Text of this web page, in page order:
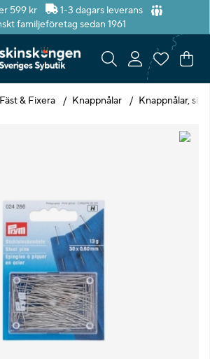
599 kr
1-3 dagars leverans
familjeföretag sedan 1961
.
Fäst & Fixera Knappnålar Knappnålar,